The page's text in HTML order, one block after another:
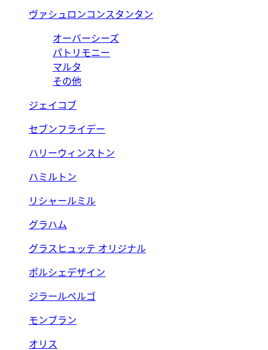
ヴァシュロンコンスタンタン
オーバーシーズ
パトリモニー
マルタ
その他
ジェイコブ
セブンフライデー
ハリーウィンストン
ハミルトン
リシャールミル
グラハム
グラスヒュッテ オリジナル
ポルシェデザイン
ジラールペルゴ
モンブラン
オリス